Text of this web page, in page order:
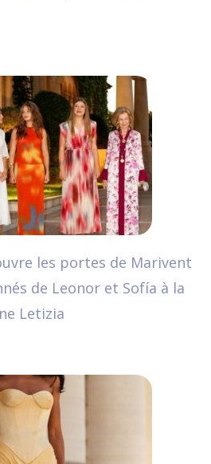
les portes de Marivent
de Leonor et Sofía à la
Letizia